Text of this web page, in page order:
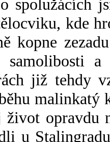
spolužácích
kde
kopne
samolibosti
již tehdy
malinkatý
život opravdu
u